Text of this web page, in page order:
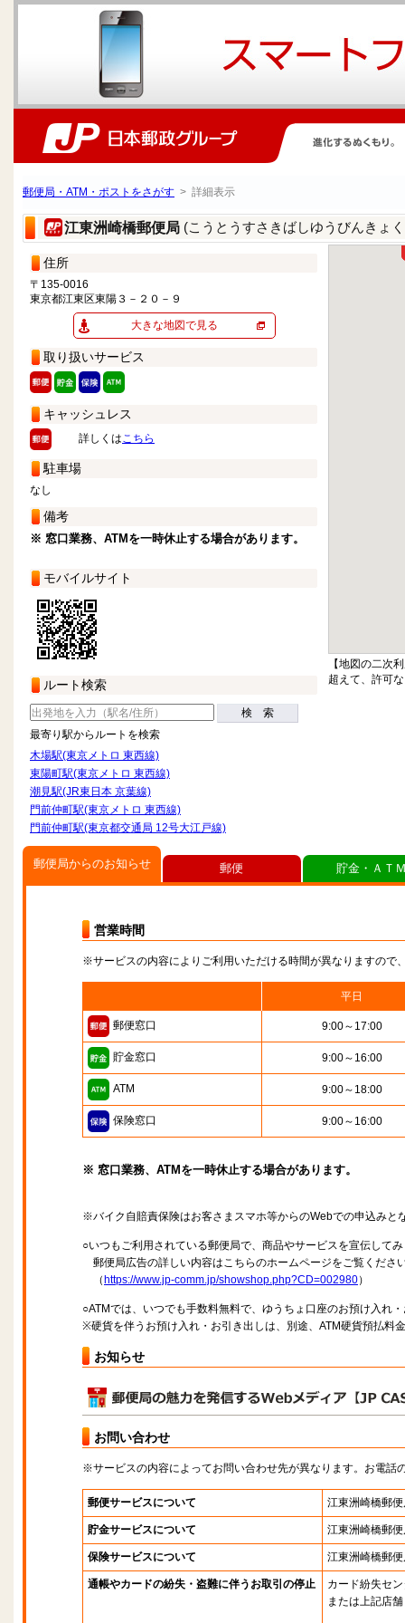
郵便局・ATM・ポストをさがす > 詳細表示
江東洲崎橋郵便局 (こうとうすさきばしゆうびんきょ
住所
〒135-0016
東京都江東区東陽３－２０－９
大きな地図で見る
取り扱いサービス
キャッシュレス
詳しくはこちら
駐車場
なし
備考
※ 窓口業務、ATMを一時休止する場合があります。
モバイルサイト
ルート検索
検 索
最寄り駅からルートを検索
木場駅(東京メトロ 東西線)
東陽町駅(東京メトロ 東西線)
潮見駅(JR東日本 京葉線)
門前仲町駅(東京メトロ 東西線)
門前仲町駅(東京都交通局 12号大江戸線)
【地図の二次
超えて、許可
郵便局からのお知らせ
営業時間
※サービスの内容によりご利用いただける時間が異なりますので
平日
郵便窓口 9:00～17:00
貯金窓口 9:00～16:00
ATM 9:00～18:00
保険窓口 9:00～16:00
※ 窓口業務、ATMを一時休止する場合があります。
※バイク自賠責保険はお客さまスマホ等からのWebでの申込みと
○いつもご利用されている郵便局で、商品やサービスを宣伝して
郵便局広告の詳しい内容はこちらのホームページをご覧くださ
（ https://www.jp-comm.jp/showshop.php?CD=002980）
○ATMでは、いつでも手数料無料で、ゆうちょ口座のお預け入れ
※硬貨を伴うお預け入れ・お引き出しは、別途、ATM硬貨預払料
お知らせ
お問い合わせ
※サービスの内容によってお問い合わせ先が異なります。お電話
郵便サービスについて 江東洲崎橋郵
貯金サービスについて 江東洲崎橋郵
保険サービスについて 江東洲崎橋郵
通帳やカードの紛失・盗難に伴うお取引の停止
カード紛失セ
または上記店舗
郵便 貯金・ＡＴ